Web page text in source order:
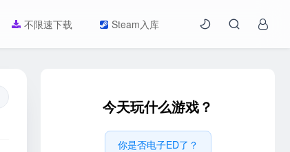
不限速下载 Steam入库
今天玩什么游戏？
你是否电子ED了？